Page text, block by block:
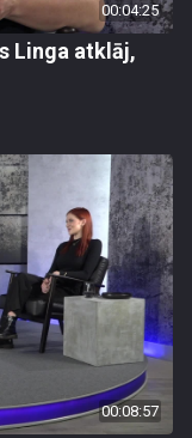
00:04:25
Linga atklāj,
00:08:57